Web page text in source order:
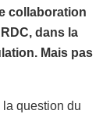
collaboration
dans la
Mais pas
question du